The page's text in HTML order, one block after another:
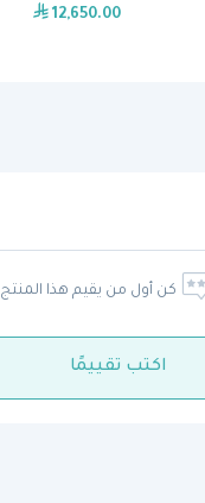
12,650.00
كن أول من يقيم هذا المنتج
اكتب تقييمًا